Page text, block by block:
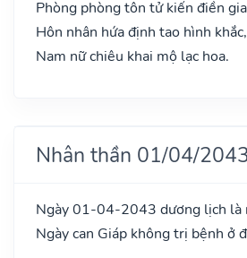
Phòng phòng tôn tử kiến điền
Hôn nhân hứa định tao hình khắc,
Nam nữ chiêu khai mộ lạc hoa.
Nhân thần 01/04/
Ngày 01-04-2043 dương lịch là
Ngày can Giáp không trị bệnh ở